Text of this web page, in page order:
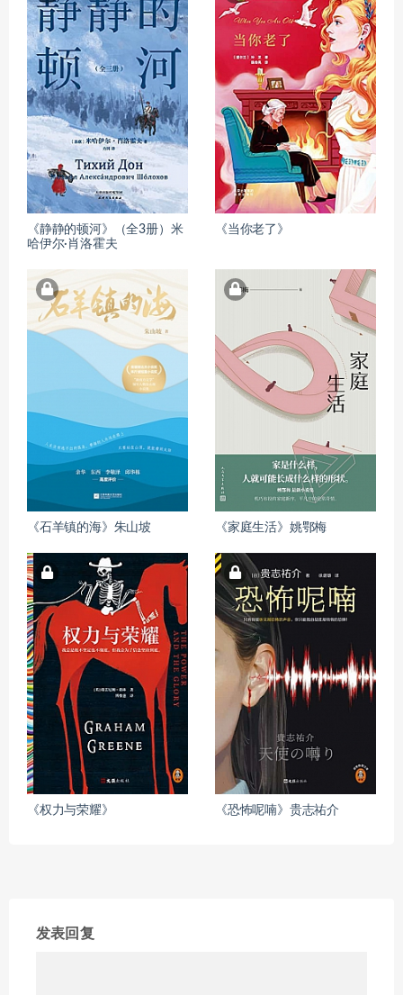
《静静的顿河》（全3册）米
哈伊尔·肖洛霍夫
《当你老了》
《石羊镇的海》朱山坡 《家庭生活》姚鄂梅
《权力与荣耀》 《恐怖呢喃》贵志祐介
发表回复